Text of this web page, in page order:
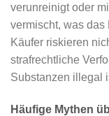
verunreinigt oder
vermischt, was
Käufer riskieren
strafrechtliche
Substanzen illegal
Häufige Mythen